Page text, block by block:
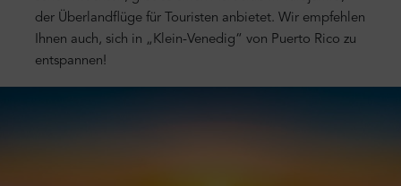
der Überlandflüge für Touristen anbietet. Wir empfehlen
Ihnen auch, sich in „Klein-Venedig“ von Puerto Rico zu
entspannen!